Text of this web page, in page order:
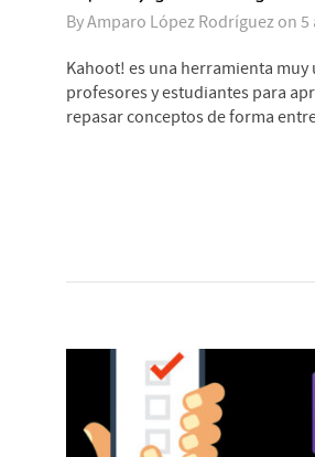
ByAmparo López Rodríguez on 5
Kahoot! es una herramienta muy
profesores y estudiantes para
repasar conceptos de forma